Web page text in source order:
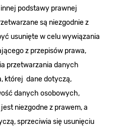
podstawy prawnej
są niezgodnie z
usunięte w celu wywiązania
z przepisów prawa,
przetwarzania danych
której dane dotyczą,
danych osobowych,
niezgodne z prawem, a
sprzeciwia się usunięciu